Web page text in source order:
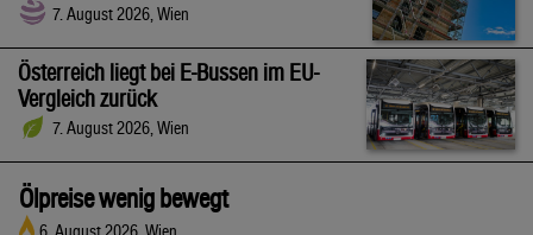
7. August 2026, Wien
Österreich liegt bei E-Bussen im EU-
Vergleich zurück
7. August 2026, Wien
Ölpreise wenig bewegt